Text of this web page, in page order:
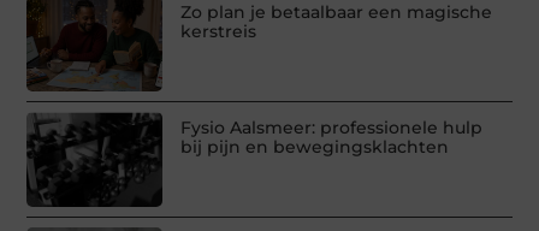
Zo plan je betaalbaar een magische
kerstreis
Fysio Aalsmeer: professionele hulp
bij pijn en bewegingsklachten